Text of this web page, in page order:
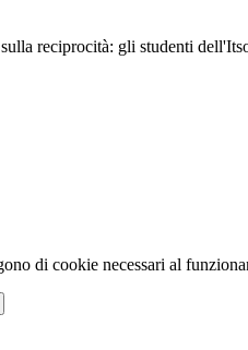
reciprocità: gli studenti
di cookie necessari al